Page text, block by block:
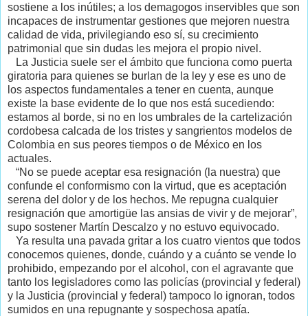
sostiene a los inútiles; a los demagogos inservibles que son
incapaces de instrumentar gestiones que mejoren nuestra
calidad de vida, privilegiando eso sí, su crecimiento
patrimonial que sin dudas les mejora el propio nivel.
La Justicia suele ser el ámbito que funciona como puerta
giratoria para quienes se burlan de la ley y ese es uno de
los aspectos fundamentales a tener en cuenta, aunque
existe la base evidente de lo que nos está sucediendo:
estamos al borde, si no en los umbrales de la cartelización
cordobesa calcada de los tristes y sangrientos modelos de
Colombia en sus peores tiempos o de México en los
actuales.
“No se puede aceptar esa resignación (la nuestra) que
confunde el conformismo con la virtud, que es aceptación
serena del dolor y de los hechos. Me repugna cualquier
resignación que amortigüe las ansias de vivir y de mejorar”,
supo sostener Martín Descalzo y no estuvo equivocado.
Ya resulta una pavada gritar a los cuatro vientos que todos
conocemos quienes, donde, cuándo y a cuánto se vende lo
prohibido, empezando por el alcohol, con el agravante que
tanto los legisladores como las policías (provincial y federal)
y la Justicia (provincial y federal) tampoco lo ignoran, todos
sumidos en una repugnante y sospechosa apatía.